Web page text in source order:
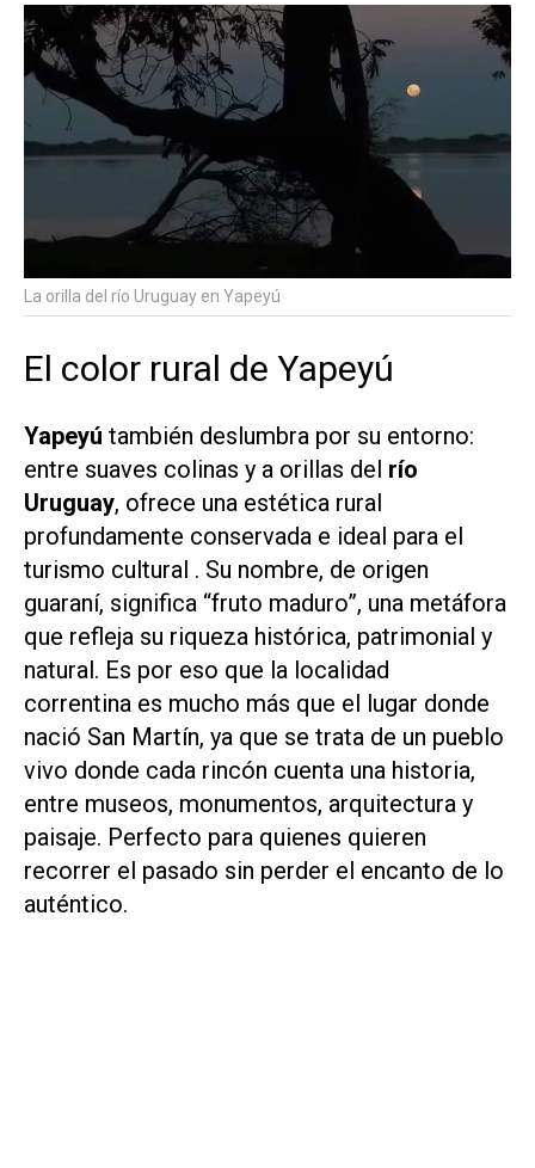
La orilla del río Uruguay en Yapeyú
El color rural de Yapeyú
Yapeyú también deslumbra por su entorno:
entre suaves colinas y a orillas del río
Uruguay, ofrece una estética rural
profundamente conservada e ideal para el
turismo cultural . Su nombre, de origen
guaraní, significa “fruto maduro”, una metáfora
que refleja su riqueza histórica, patrimonial y
natural. Es por eso que la localidad
correntina es mucho más que el lugar donde
nació San Martín, ya que se trata de un pueblo
vivo donde cada rincón cuenta una historia,
entre museos, monumentos, arquitectura y
paisaje. Perfecto para quienes quieren
recorrer el pasado sin perder el encanto de lo
auténtico.